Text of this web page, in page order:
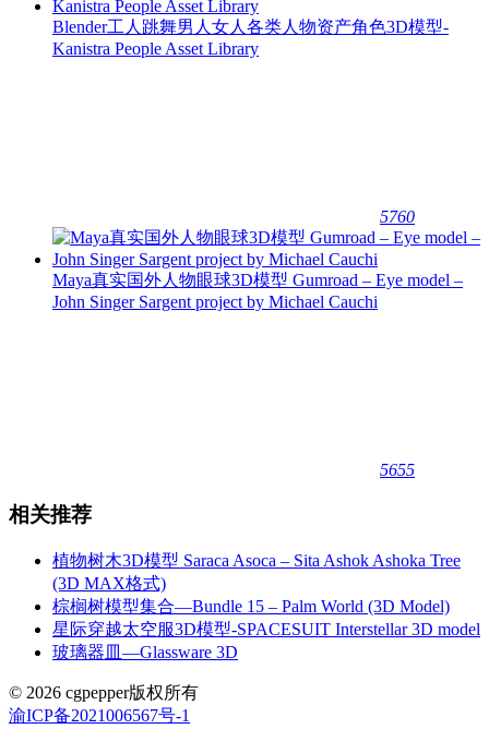
Blender工人跳舞男人女人各类人物资产角色3D模型-
Kanistra People Asset Library
5760
Maya真实国外人物眼球3D模型 Gumroad – Eye model –
John Singer Sargent project by Michael Cauchi
5655
相关推荐
植物树木3D模型 Saraca Asoca – Sita Ashok Ashoka Tree
(3D MAX格式)
棕榈树模型集合—Bundle 15 – Palm World (3D Model)
星际穿越太空服3D模型-SPACESUIT Interstellar 3D model
玻璃器皿—Glassware 3D
© 2026 cgpepper版权所有
渝ICP备2021006567号-1